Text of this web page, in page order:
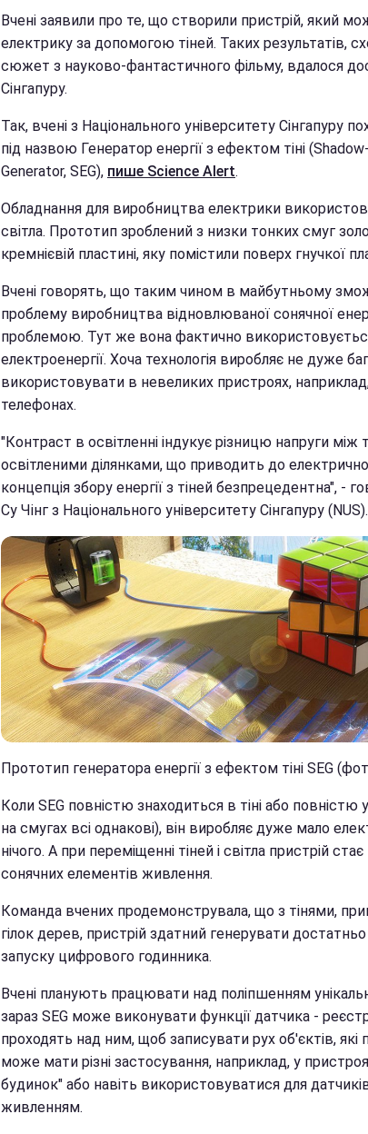
Вчені заявили про те, що створили пристрій, який
електрику за допомогою тіней. Таких результатів,
сюжет з науково-фантастичного фільму, вдалося
Сінгапуру.
Так, вчені з Національного університету Сінгапуру
під назвою Генератор енергії з ефектом тіні
Generator, SEG), пише Science Alert.
Обладнання для виробництва електрики
світла. Прототип зроблений з низки тонких смуг
кремнієвій пластині, яку помістили поверх гнучкої
Вчені говорять, що таким чином в майбутньому
проблему виробництва відновлюваної сонячної
проблемою. Тут же вона фактично
електроенергії. Хоча технологія виробляє не дуже
використовувати в невеликих пристроях,
телефонах.
"Контраст в освітленні індукує різницю напруги між
освітленими ділянками, що приводить до
концепція збору енергії з тіней безпрецедентна", -
Су Чінг з Національного університету Сінгапуру (NUS).
Прототип генератора енергії з ефектом тіні SEG
Коли SEG повністю знаходиться в тіні або повністю
на смугах всі однакові), він виробляє дуже мало
нічого. А при переміщенні тіней і світла пристрій
сонячних елементів живлення.
Команда вчених продемонструвала, що з тінями,
гілок дерев, пристрій здатний генерувати достатньо
запуску цифрового годинника.
Вчені планують працювати над поліпшенням
зараз SEG може виконувати функції датчика -
проходять над ним, щоб записувати рух об'єктів, які
може мати різні застосування, наприклад, у
будинок" або навіть використовуватися для
живленням.